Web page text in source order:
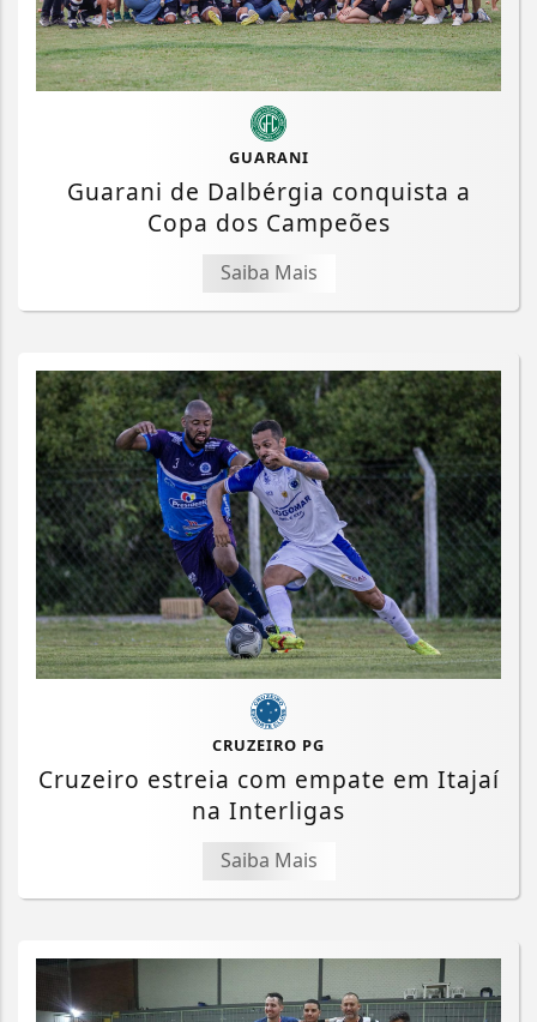
GUARANI
Guarani de Dalbérgia conquista a
Copa dos Campeões
Saiba Mais
CRUZEIRO PG
Cruzeiro estreia com empate em Itajaí
na Interligas
Saiba Mais